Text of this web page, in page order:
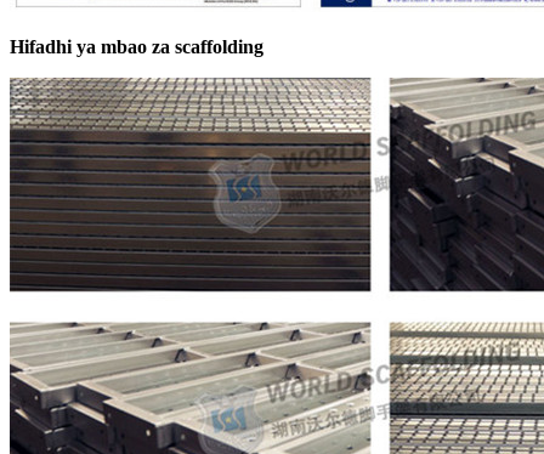
Hifadhi ya mbao za scaffolding